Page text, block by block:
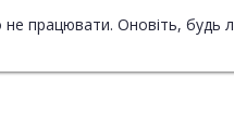
працювати. Оновіть, будь